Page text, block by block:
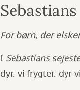
For børn, der
I Sebastians
dyr, vi frygter, dyr